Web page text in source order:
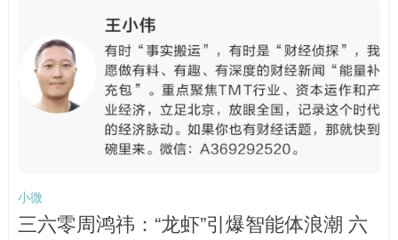
小微
三六零周鸿祎：“龙虾”引爆智能体浪潮 六